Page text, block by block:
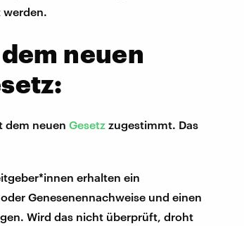
werden.
neuen
dem neuen Gesetz zugestimmt. Das
erhalten ein
Genesenennachweise und einen
Wird das nicht überprüft, droht